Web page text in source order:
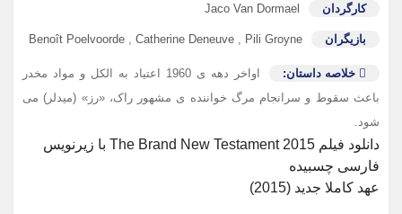
کارگردان Jaco Van Dormael
بازیگران Benoît Poelvoorde , Catherine Deneuve , Pili Groyne
خلاصه داستان:
اواخر دهه ی 1960 اعتیاد به الکل و مواد مخدر
باعث سقوط و سرانجام مرگ خواننده ی مشهور راک، «رز» (میدلر) می
شود.
دانلود فیلم The Brand New Testament 2015 با زیرنویس
فارسی چسبیده
عهد کاملا جدید (2015)